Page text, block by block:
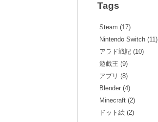
Tags
Steam (17)
Nintendo Switch (11)
アラド戦記 (10)
遊戯王 (9)
アプリ (8)
Blender (4)
Minecraft (2)
ドット絵 (2)